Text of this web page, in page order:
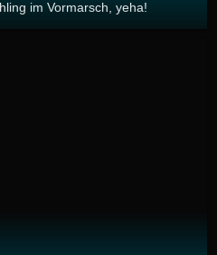
im Vormarsch, yeha!